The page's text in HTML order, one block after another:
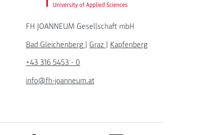
FH JOANNEUM Gesellschaft mbH
Bad Gleichenberg | Graz | Kapfenberg
+43 316 5453 - 0
info@fh-joanneum.at